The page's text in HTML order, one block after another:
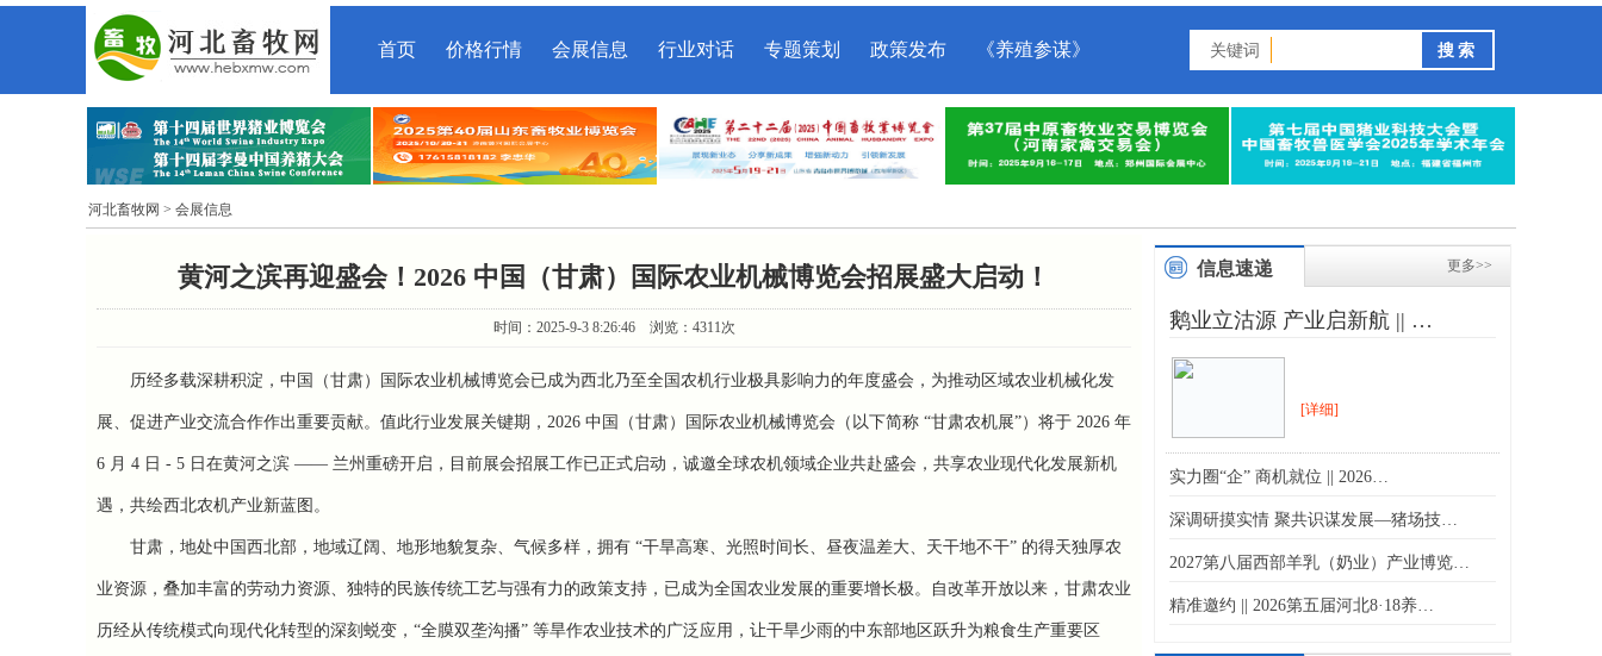
首页 价格行情 会展信息 行业对话 专题策划 政策发布 《养殖参谋》 关键词
河北畜牧网 > 会展信息
黄河之滨再迎盛会！2026 中国（甘肃）国际农业机械博览会招展盛大启动！
时间：2025-9-3 8:26:46 浏览：4311次
历经多载深耕积淀，中国（甘肃）国际农业机械博览会已成为西北乃至全国农机行业极具影响力的年度盛会，为推动区域农业机械化发
展、促进产业交流合作作出重要贡献。值此行业发展关键期， 2026 中国（甘肃）国际农业机械博览会（以下简称 “甘肃农机展”）将于 2026 年
6 月 4 日 - 5 日在黄河之滨 —— 兰州重磅开启，目前展会招展工作已正式启动，诚邀全球农机领域企业共赴盛会，共享农业现代化发展新机
遇，共绘西北农机产业新蓝图。
甘肃，地处中国西北部，地域辽阔、地形地貌复杂、气候多样，拥有 “干旱高寒、光照时间长、昼夜温差大、天干地不干” 的得天独厚农
业资源，叠加丰富的劳动力资源、独特的民族传统工艺与强有力的政策支持，已成为全国农业发展的重要增长极。自改革开放以来，甘肃农业
历经从传统模式向现代化转型的深刻蜕变，“全膜双垄沟播” 等旱作农业技术的广泛应用，让干旱少雨的中东部地区跃升为粮食生产重要区
更多>>
信息速递
鹅业立沽源 产业启新航 || …
[详细]
实力圈“企” 商机就位 || 2026…
深调研摸实情 聚共识谋发展—猪场技…
2027第八届西部羊乳（奶业）产业博览…
精准邀约 || 2026第五届河北8·18养…